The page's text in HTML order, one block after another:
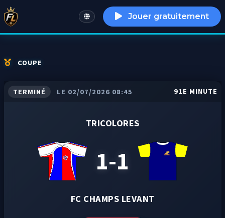
English Jouer gratuitement
COUPE
TERMINÉ LE 02/07/2026 08:45 91E MINUTE
TRICOLORES
1-1
FC CHAMPS LEVANT